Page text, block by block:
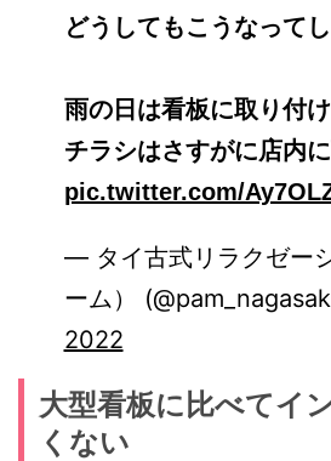
どうしてもこうなってし
雨の日は看板に取り付
チラシはさすがに店内
pic.twitter.com/
— タイ古式リラクゼー
ーム）
2022
大型看板に比べてイ
くない